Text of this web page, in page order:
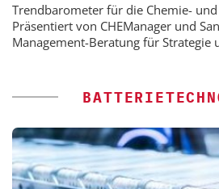
Trendbarometer für die Chemie-
Präsentiert von CHEManager und
Management-Beratung für Strategie